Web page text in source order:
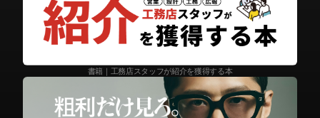
書籍｜工務店スタッフが紹介を獲得する本